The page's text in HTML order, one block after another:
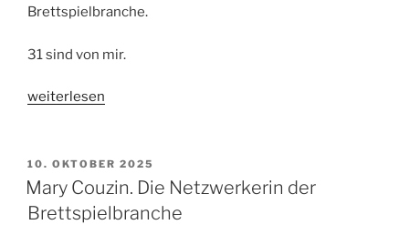
Brettspielbranche.
31 sind von mir.
„Meine
weiterlesen
VERÖFFENTLICHT
AM
10. OKTOBER 2025
Mary Couzin. Die Netzwerkerin der
Brettspielbranche